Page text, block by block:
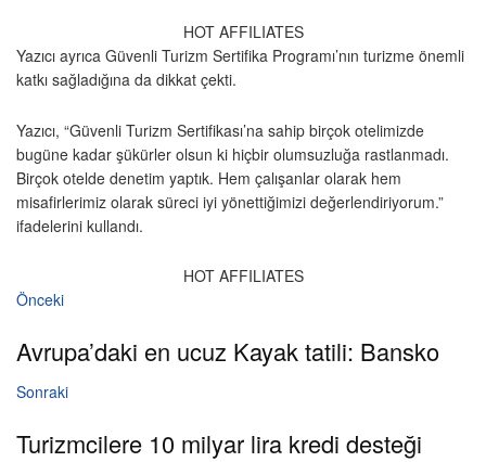
HOT AFFILIATES
Yazıcı ayrıca Güvenli Turizm Sertifika Programı’nın turizme önemli
katkı sağladığına da dikkat çekti.
Yazıcı, “Güvenli Turizm Sertifikası’na sahip birçok otelimizde
bugüne kadar şükürler olsun ki hiçbir olumsuzluğa rastlanmadı.
Birçok otelde denetim yaptık. Hem çalışanlar olarak hem
misafirlerimiz olarak süreci iyi yönettiğimizi değerlendiriyorum.”
ifadelerini kullandı.
HOT AFFILIATES
Önceki
Avrupa’daki en ucuz Kayak tatili: Bansko
Sonraki
Turizmcilere 10 milyar lira kredi desteği